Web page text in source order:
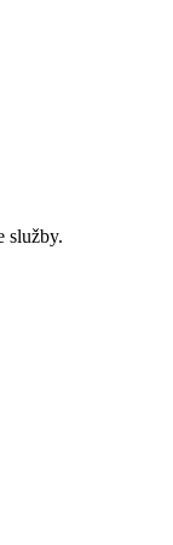
služby.